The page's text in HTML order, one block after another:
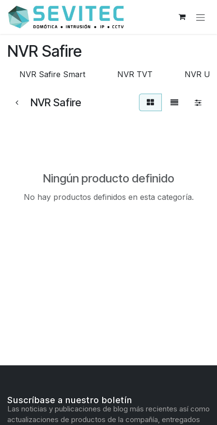
Ir al contenido
NVR Safire
NVR Safire Smart NVR TVT NVR
NVR Safire
Ningún producto definido
No hay productos definidos en esta categoría.
Suscríbase a nuestro boletín
Las noticias y publicaciones de blog más recientes así como
actualizaciones de productos de la compañía, entregados